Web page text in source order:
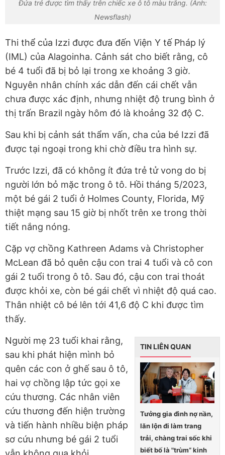
Đứa trẻ được tìm thấy trên chiếc xe ô tô màu trắng. (Ảnh:
Newsflash)
Thi thể của Izzi được đưa đến Viện Y tế Pháp lý
(IML) của Alagoinha. Cảnh sát cho biết rằng, cô
bé 4 tuổi đã bị bỏ lại trong xe khoảng 3 giờ.
Nguyên nhân chính xác dẫn đến cái chết vẫn
chưa được xác định, nhưng nhiệt độ trung bình ở
thị trấn Brazil ngày hôm đó là khoảng 32 độ C.
Sau khi bị cảnh sát thẩm vấn, cha của bé Izzi đã
được tại ngoại trong khi chờ điều tra hình sự.
Trước Izzi, đã có không ít đứa trẻ tử vong do bị
người lớn bỏ mặc trong ô tô. Hồi tháng 5/2023,
một bé gái 2 tuổi ở Holmes County, Florida, Mỹ
thiệt mạng sau 15 giờ bị nhốt trên xe trong thời
tiết nắng nóng.
Cặp vợ chồng Kathreen Adams và Christopher
McLean đã bỏ quên cậu con trai 4 tuổi và cô con
gái 2 tuổi trong ô tô. Sau đó, cậu con trai thoát
được khỏi xe, còn bé gái chết vì nhiệt độ quá cao.
Thân nhiệt cô bé lên tới 41,6 độ C khi được tìm
thấy.
TIN LIÊN QUAN
Tưởng gia đình nợ nần,
lăn lộn đi làm trang
trải, chàng trai sốc khi
biết bố là "trùm” kinh
Người mẹ 23 tuổi khai rằng,
sau khi phát hiện mình bỏ
quên các con ở ghế sau ô tô,
hai vợ chồng lập tức gọi xe
cứu thương. Các nhân viên
cứu thương đến hiện trường
và tiến hành nhiều biện pháp
sơ cứu nhưng bé gái 2 tuổi